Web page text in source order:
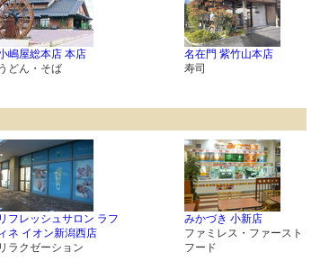
嶋屋総本店 本店
うどん・そば
名在門 紫竹山本店
寿司
リフレッシュサロン ラフ
ィネ イオン新潟西店
リラクゼーション
みかづき 小新店
ファミレス・ファースト
フード